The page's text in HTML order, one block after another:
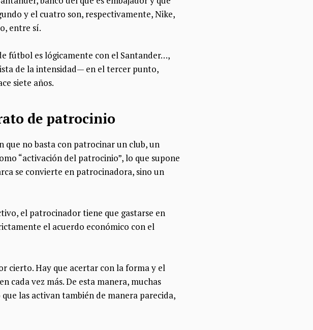
y el cuatro son, respectivamente, Nike,
entre sí.
fútbol es lógicamente con el Santander…,
de la intensidad— en el tercer punto,
siete años.
de patrocinio
que no basta con patrocinar un club, un
“activación del patrocinio”, lo que supone
se convierte en patrocinadora, sino un
el patrocinador tiene que gastarse en
el acuerdo económico con el
cierto. Hay que acertar con la forma y el
cada vez más. De esta manera, muchas
las activan también de manera parecida,